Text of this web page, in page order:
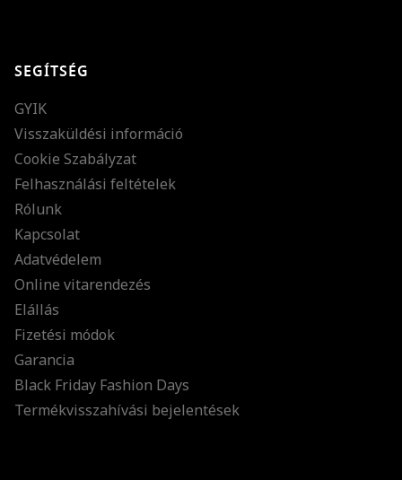
különleges ajánlatainkat és stílustippjeinket!
SEGÍTSÉG
GYIK
Visszaküldési információ
Cookie Szabályzat
Felhasználási feltételek
Rólunk
Kapcsolat
Adatvédelem
Online vitarendezés
Elállás
Fizetési módok
Garancia
Black Friday Fashion Days
Termékvisszahívási bejelentések